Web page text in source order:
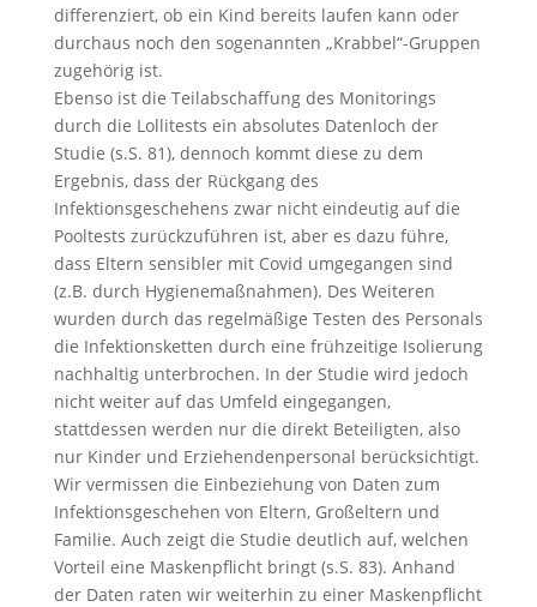
differenziert, ob ein Kind bereits laufen kann oder
durchaus noch den sogenannten „Krabbel“-Gruppen
zugehörig ist.
Ebenso ist die Teilabschaffung des Monitorings
durch die Lollitests ein absolutes Datenloch der
Studie (s.S. 81), dennoch kommt diese zu dem
Ergebnis, dass der Rückgang des
Infektionsgeschehens zwar nicht eindeutig auf die
Pooltests zurückzuführen ist, aber es dazu führe,
dass Eltern sensibler mit Covid umgegangen sind
(z.B. durch Hygienemaßnahmen). Des Weiteren
wurden durch das regelmäßige Testen des Personals
die Infektionsketten durch eine frühzeitige Isolierung
nachhaltig unterbrochen. In der Studie wird jedoch
nicht weiter auf das Umfeld eingegangen,
stattdessen werden nur die direkt Beteiligten, also
nur Kinder und Erziehendenpersonal berücksichtigt.
Wir vermissen die Einbeziehung von Daten zum
Infektionsgeschehen von Eltern, Großeltern und
Familie. Auch zeigt die Studie deutlich auf, welchen
Vorteil eine Maskenpflicht bringt (s.S. 83). Anhand
der Daten raten wir weiterhin zu einer Maskenpflicht